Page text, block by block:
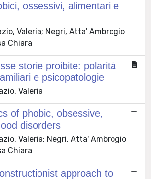
ossessivi, alimentari e
Valeria; Negri, Atta' Ambrogio
Chiara
storie proibite: polarità
e psicopatologie
Valeria
of phobic, obsessive,
disorders
Valeria; Negri, Atta' Ambrogio
Chiara
approach to